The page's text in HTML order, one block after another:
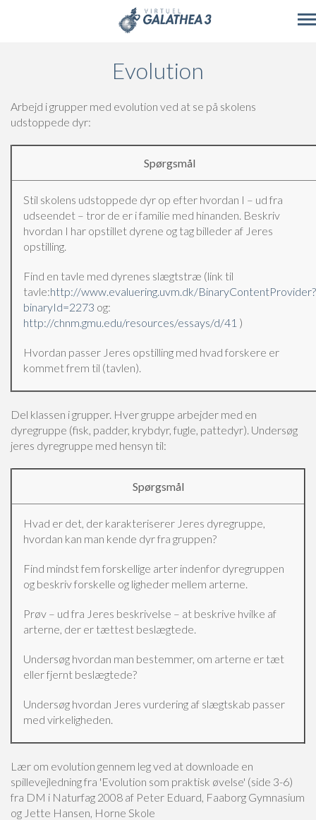
Evolution
Arbejd i grupper med evolution ved at se på skolens
udstoppede dyr:
Spørgsmål
Stil skolens udstoppede dyr op efter hvordan I – ud fra
udseendet – tror de er i familie med hinanden. Beskriv
hvordan I har opstillet dyrene og tag billeder af Jeres
opstilling.
Find en tavle med dyrenes slægtstræ (link til
tavle:http://www.evaluering.uvm.dk/BinaryContentProvider?
binaryId=2273 og:
http://chnm.gmu.edu/resources/essays/d/41 )
Hvordan passer Jeres opstilling med hvad forskere er
kommet frem til (tavlen).
Del klassen i grupper. Hver gruppe arbejder med en
dyregruppe (fisk, padder, krybdyr, fugle, pattedyr). Undersøg
jeres dyregruppe med hensyn til:
Spørgsmål
Hvad er det, der karakteriserer Jeres dyregruppe,
hvordan kan man kende dyr fra gruppen?
Find mindst fem forskellige arter indenfor dyregruppen
og beskriv forskelle og ligheder mellem arterne.
Prøv – ud fra Jeres beskrivelse – at beskrive hvilke af
arterne, der er tættest beslægtede.
Undersøg hvordan man bestemmer, om arterne er tæt
eller fjernt beslægtede?
Undersøg hvordan Jeres vurdering af slægtskab passer
med virkeligheden.
Lær om evolution gennem leg ved at downloade en
spillevejledning fra 'Evolution som praktisk øvelse' (side 3-6)
fra DM i Naturfag 2008 af Peter Eduard, Faaborg Gymnasium
og Jette Hansen, Horne Skole